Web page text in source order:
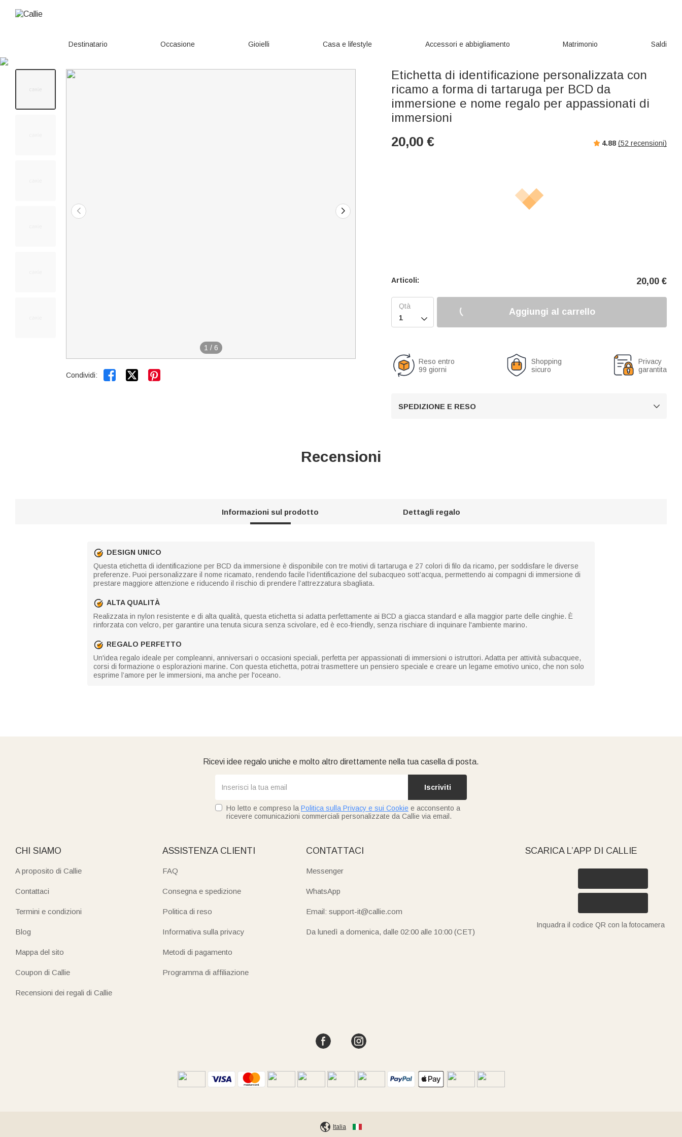
Destinatario Occasione Gioielli Casa e lifestyle Accessori e abbigliamento Matrimonio Saldi
1 / 6
Condividi:  
Etichetta di identificazione personalizzata con
ricamo a forma di tartaruga per BCD da
immersione e nome regalo per appassionati di
immersioni
20,00 € 4.88 (52 recensioni)
Articoli: 20,00 €

Aggiungi al carrello
Reso entro
99 giorni
Shopping
sicuro
Privacy
garantita
SPEDIZIONE E RESO 
Recensioni
Informazioni sul prodotto Dettagli regalo
DESIGN UNICO
Questa etichetta di identificazione per BCD da immersione è disponibile con tre motivi di tartaruga e 27 colori di filo da ricamo, per soddisfare le diverse
preferenze. Puoi personalizzare il nome ricamato, rendendo facile l’identificazione del subacqueo sott’acqua, permettendo ai compagni di immersione di
prestare maggiore attenzione e riducendo il rischio di prendere l’attrezzatura sbagliata.
ALTA QUALITÀ
Realizzata in nylon resistente e di alta qualità, questa etichetta si adatta perfettamente ai BCD a giacca standard e alla maggior parte delle cinghie. È
rinforzata con velcro, per garantire una tenuta sicura senza scivolare, ed è eco-friendly, senza rischiare di inquinare l'ambiente marino.
REGALO PERFETTO
Un'idea regalo ideale per compleanni, anniversari o occasioni speciali, perfetta per appassionati di immersioni o istruttori. Adatta per attività subacquee,
corsi di formazione o esplorazioni marine. Con questa etichetta, potrai trasmettere un pensiero speciale e creare un legame emotivo unico, che non solo
esprime l’amore per le immersioni, ma anche per l'oceano.
Ricevi idee regalo uniche e molto altro direttamente nella tua casella di posta.
Iscriviti
Ho letto e compreso la Politica sulla Privacy e sui Cookie e acconsento a
ricevere comunicazioni commerciali personalizzate da Callie via email.
CHI SIAMO
A proposito di Callie
Contattaci
Termini e condizioni
Blog
Mappa del sito
Coupon di Callie
Recensioni dei regali di Callie
ASSISTENZA CLIENTI
FAQ
Consegna e spedizione
Politica di reso
Informativa sulla privacy
Metodi di pagamento
Programma di affiliazione
CONTATTACI
Messenger
WhatsApp
Email: support-it@callie.com
Da lunedì a domenica, dalle 02:00 alle 10:00 (CET)
SCARICA L’APP DI CALLIE
Inquadra il codice QR con la fotocamera
Italia